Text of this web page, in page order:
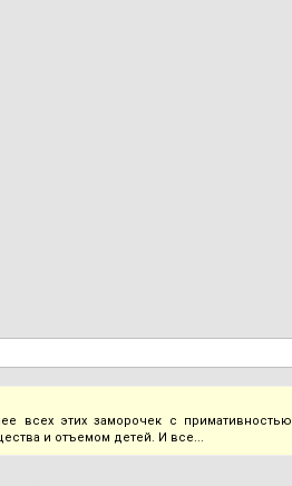
всех этих заморочек с
и отъемом детей. И все...